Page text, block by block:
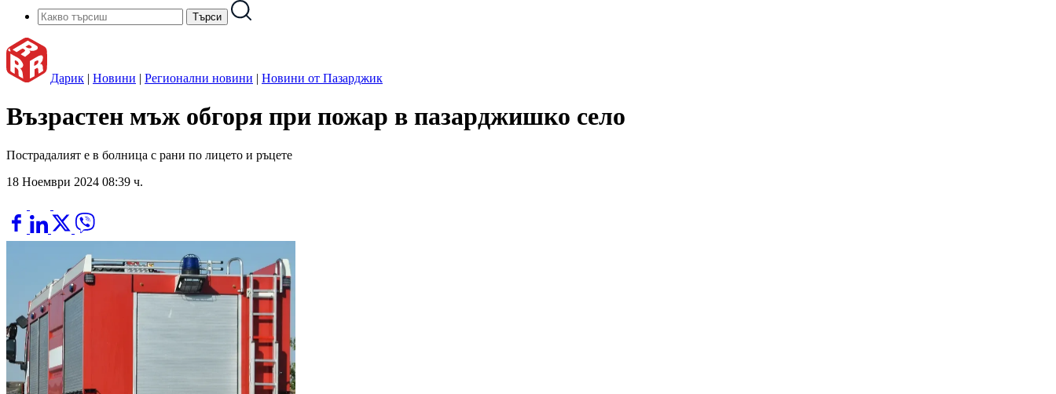
Дарик | Новини | Регионални новини | Новини от Пазарджик
Възрастен мъж обгоря при пожар в пазарджишко село
Пострадалият е в болница с рани по лицето и ръцете
18 Ноември 2024 08:39 ч.